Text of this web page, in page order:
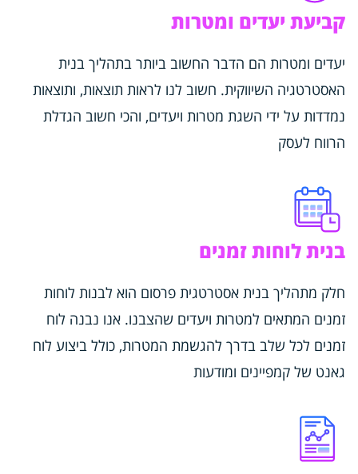
יעדים ומטרות הם הדבר החשוב ביותר בתהליך בנית
האסטרטגיה השיווקית. חשוב לנו לראות תוצאות, ותוצאות
נמדדות על ידי השגת מטרות ויעדים, והכי חשוב הגדלת
הרווח לעסק
בנית לוחות זמנים
חלק מתהליך בנית אסטרטגית פרסום הוא לבנות לוחות
זמנים המתאים למטרות ויעדים שהצבנו. אנו נבנה לוח
זמנים לכל שלב בדרך להגשמת המטרות, כולל ביצוע לוח
גאנט של קמפיינים ומודעות